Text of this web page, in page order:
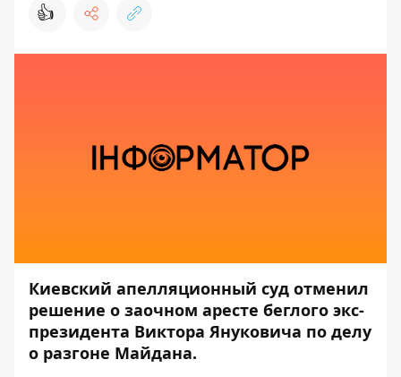
👍
Киевский апелляционный суд отменил
решение о заочном аресте беглого экс-
президента Виктора Януковича по делу
о разгоне Майдана.